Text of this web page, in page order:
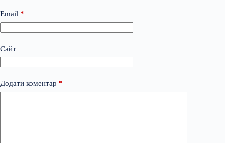
Email *
Сайт
Додати коментар *